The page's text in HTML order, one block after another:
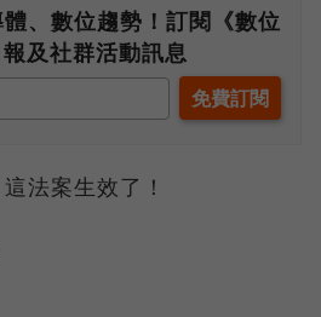
、數位趨勢！訂閱《數位
及社群活動訊息
法案生效了！